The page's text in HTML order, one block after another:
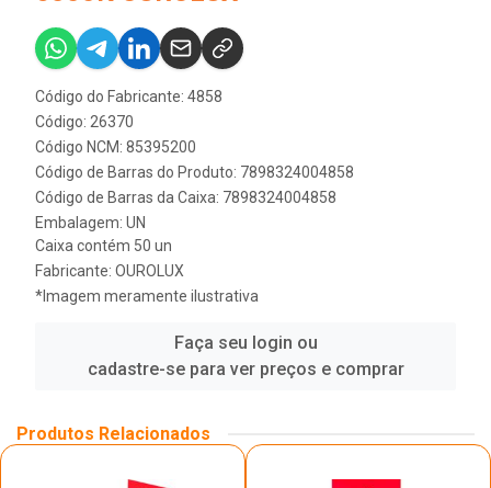
Código do Fabricante: 4858
Código: 26370
Código NCM: 85395200
Código de Barras do Produto: 7898324004858
Código de Barras da Caixa: 7898324004858
Embalagem: UN
Caixa contém 50 un
Fabricante: OUROLUX
*Imagem meramente ilustrativa
Faça seu login ou
cadastre-se para ver preços e comprar
Produtos Relacionados